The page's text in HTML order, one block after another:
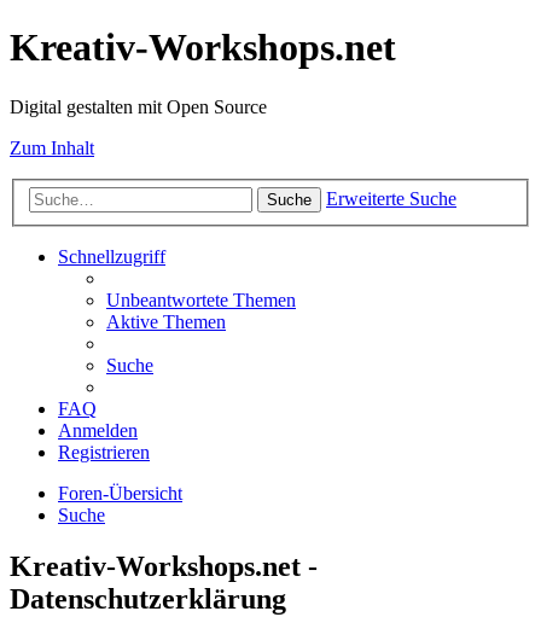
Kreativ-Workshops.net
Digital gestalten mit Open Source
Zum Inhalt
Suche Erweiterte Suche
Schnellzugriff
Unbeantwortete Themen
Aktive Themen
Suche
FAQ
Anmelden
Registrieren
Foren-Übersicht
Suche
Kreativ-Workshops.net -
Datenschutzerklärung